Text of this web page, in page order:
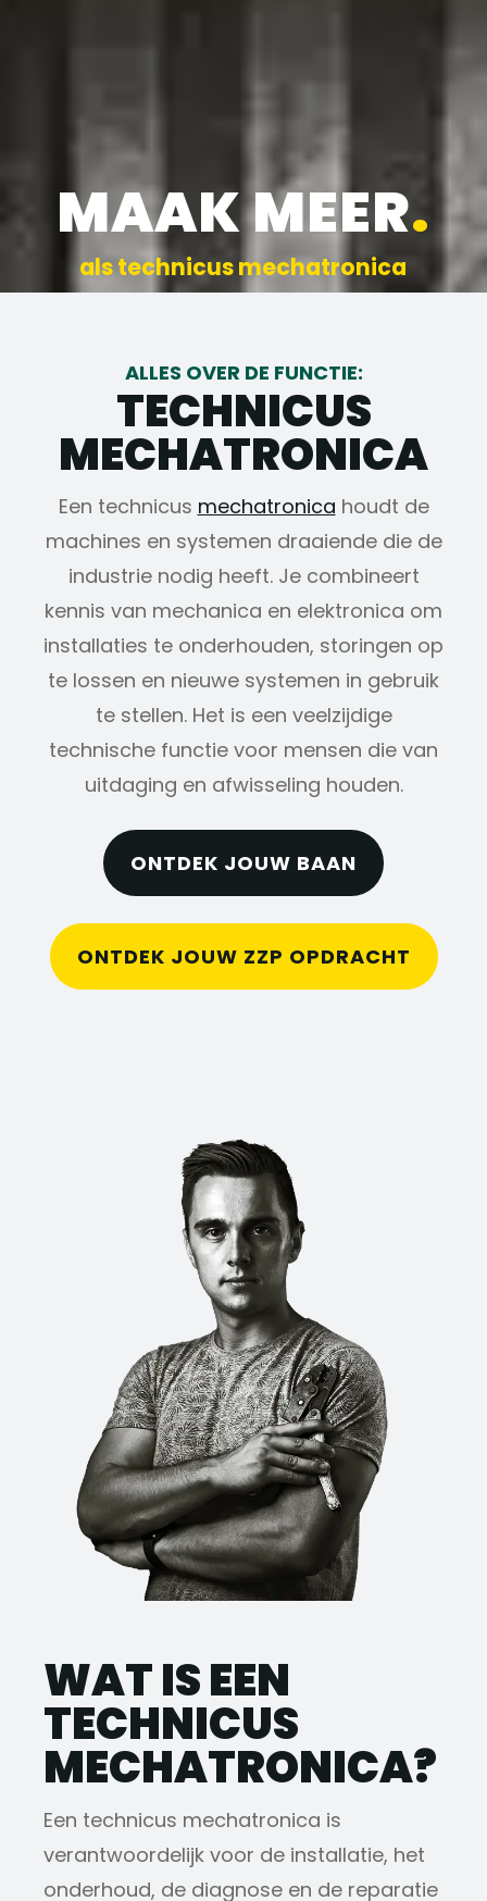
MAAK MEER.
als technicus mechatronica
ALLES OVER DE FUNCTIE:
TECHNICUS
MECHATRONICA
Een technicus mechatronica houdt de
machines en systemen draaiende die de
industrie nodig heeft. Je combineert
kennis van mechanica en elektronica om
installaties te onderhouden, storingen op
te lossen en nieuwe systemen in gebruik
te stellen. Het is een veelzijdige
technische functie voor mensen die van
uitdaging en afwisseling houden.
ONTDEK JOUW BAAN
ONTDEK JOUW ZZP OPDRACHT
WAT IS EEN
TECHNICUS
MECHATRONICA?
Een technicus mechatronica is
verantwoordelijk voor de installatie, het
onderhoud, de diagnose en de reparatie